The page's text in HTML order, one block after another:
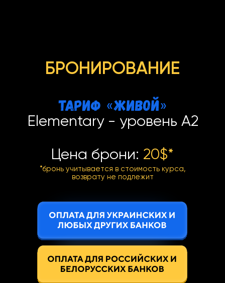
Тариф «ЖИВОЙ»
Elementary - уровень A2
Цена брони: 20$*
БРОНИРОВАНИЕ
*бронь учитывается в стоимость курса,
возврату не подлежит